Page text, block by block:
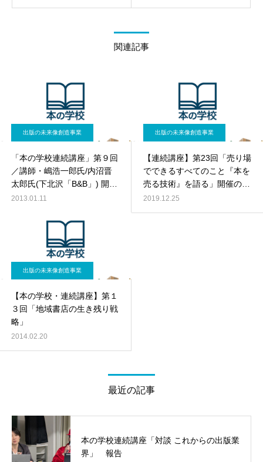
関連記事
出版の未来像創造事業
「本の学校連続講座」第９回
／講師・嶋浩一郎氏/内沼晋
太郎氏(下北沢「B&B」) 開催
のお知らせ
2013.01.11
出版の未来像創造事業
【連続講座】第23回「売り場
でできるすべてのこと『本を
売る技術』を語る」開催のお
知らせ
2019.12.25
出版の未来像創造事業
【本の学校・連続講座】第１
３回「地域書店の生き残り戦
略」
2014.02.20
最近の記事
本の学校連続講座「対談 これからの出版業
界」 報告